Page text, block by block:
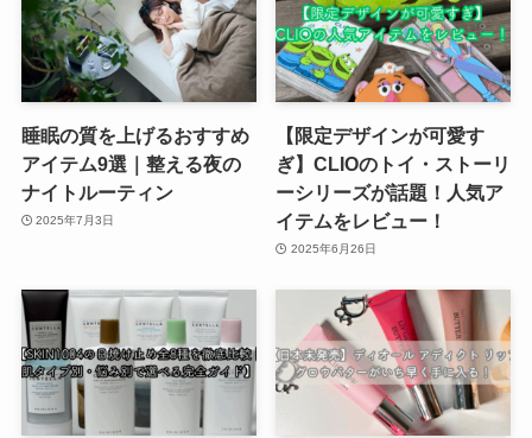
睡眠の質を上げるおすすめ
アイテム9選｜整える夜の
ナイトルーティン
2025年7月3日
【限定デザインが可愛す
ぎ】CLIOのトイ・ストーリ
ーシリーズが話題！人気ア
イテムをレビュー！
2025年6月26日